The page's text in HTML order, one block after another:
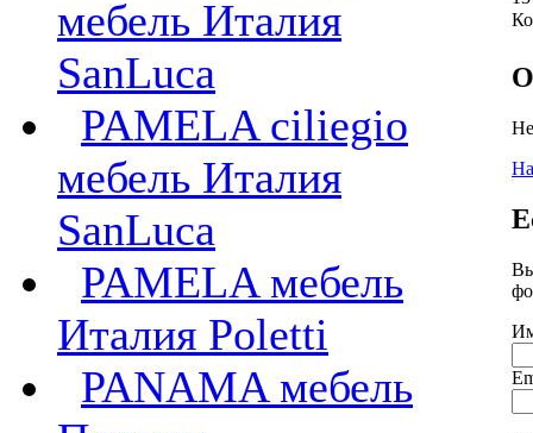
мебель Италия
SanLuca
PAMELA ciliegio
мебель Италия
SanLuca
PAMELA мебель
Италия Poletti
PANAMA мебель